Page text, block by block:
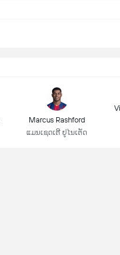
Marcus Rashford
ແມນເຊດເຕີ ຢູໄນເຕັດ